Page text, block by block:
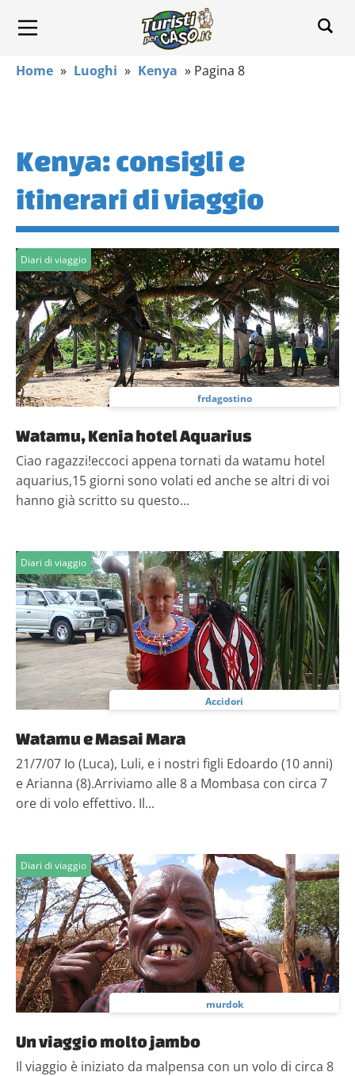
Home » Luoghi » Kenya » Pagina 8
Kenya: consigli e
itinerari di viaggio
Diari di viaggio
frdagostino
Watamu, Kenia hotel Aquarius
Ciao ragazzi!eccoci appena tornati da watamu hotel
aquarius,15 giorni sono volati ed anche se altri di voi
hanno già scritto su questo...
Diari di viaggio
Accidori
Watamu e Masai Mara
21/7/07 Io (Luca), Luli, e i nostri figli Edoardo (10 anni)
e Arianna (8).Arriviamo alle 8 a Mombasa con circa 7
ore di volo effettivo. Il...
Diari di viaggio
murdok
Un viaggio molto jambo
Il viaggio è iniziato da malpensa con un volo di circa 8